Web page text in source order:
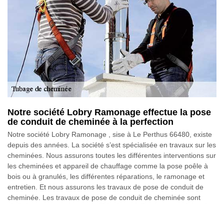
Notre société Lobry Ramonage effectue la pose
de conduit de cheminée à la perfection
Notre société Lobry Ramonage , sise à Le Perthus 66480, existe
depuis des années. La société s’est spécialisée en travaux sur les
cheminées. Nous assurons toutes les différentes interventions sur
les cheminées et appareil de chauffage comme la pose poêle à
bois ou à granulés, les différentes réparations, le ramonage et
entretien. Et nous assurons les travaux de pose de conduit de
cheminée. Les travaux de pose de conduit de cheminée sont